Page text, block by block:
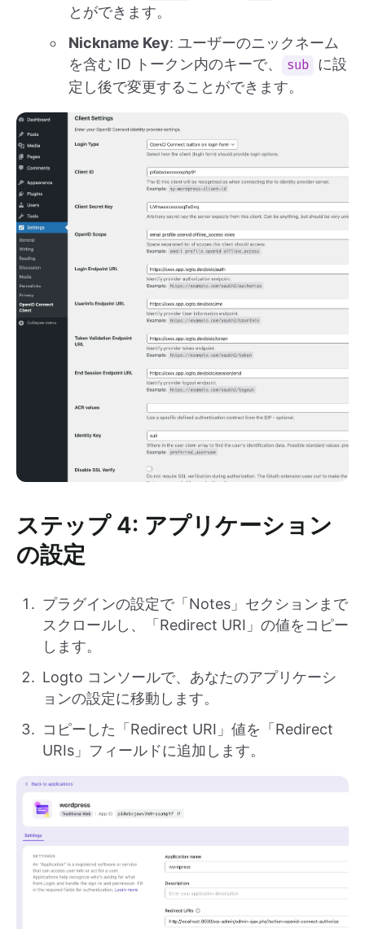
とができます。
Nickname Key: ユーザーのニックネーム
を含む ID トークン内のキーで、
sub
に設
定し後で変更することができます。
ステップ 4: アプリケーション
の設定
プラグインの設定で「Notes」セクションまで
スクロールし、「Redirect URI」の値をコピー
します。
Logto コンソールで、あなたのアプリケーシ
ョンの設定に移動します。
コピーした「Redirect URI」値を「Redirect
URIs」フィールドに追加します。